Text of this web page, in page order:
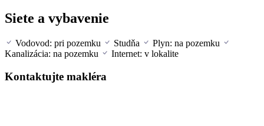
Siete a vybavenie
Vodovod: pri pozemku Studňa
Plyn: na pozemku
Kanalizácia: na pozemku
Internet: v lokalite
Kontaktujte makléra